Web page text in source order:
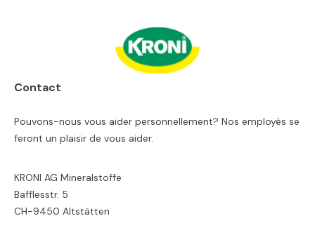
Contact
Pouvons-nous vous aider personnellement? Nos employés se
feront un plaisir de vous aider.
KRONI AG Mineralstoffe
Bafflesstr. 5
CH-9450 Altstätten